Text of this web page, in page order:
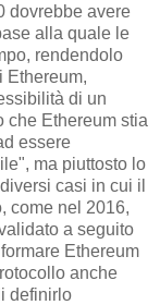
dovrebbe avere
alla quale le
rendendolo
Ethereum,
di un
che Ethereum stia
essere
ma piuttosto lo
casi in cui il
come nel 2016,
a seguito
Ethereum
anche
definirlo